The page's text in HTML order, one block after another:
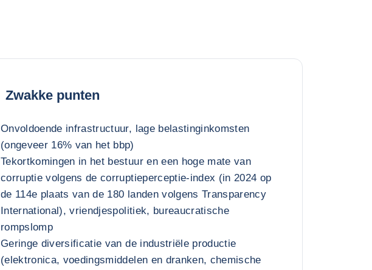
Zwakke punten
Onvoldoende infrastructuur, lage belastinginkomsten
(ongeveer 16% van het bbp)
Tekortkomingen in het bestuur en een hoge mate van
corruptie volgens de corruptieperceptie-index (in 2024 op
de 114e plaats van de 180 landen volgens Transparency
International), vriendjespolitiek, bureaucratische
rompslomp
Geringe diversificatie van de industriële productie
(elektronica, voedingsmiddelen en dranken, chemische